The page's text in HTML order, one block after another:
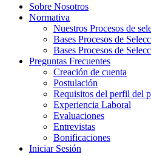
Sobre Nosotros
Normativa
Nuestros Procesos de
Bases Procesos de
Bases Procesos de
Preguntas Frecuentes
Creación de cuenta
Postulación
Requisitos del perfil del
Experiencia Laboral
Evaluaciones
Entrevistas
Bonificaciones
Iniciar Sesión